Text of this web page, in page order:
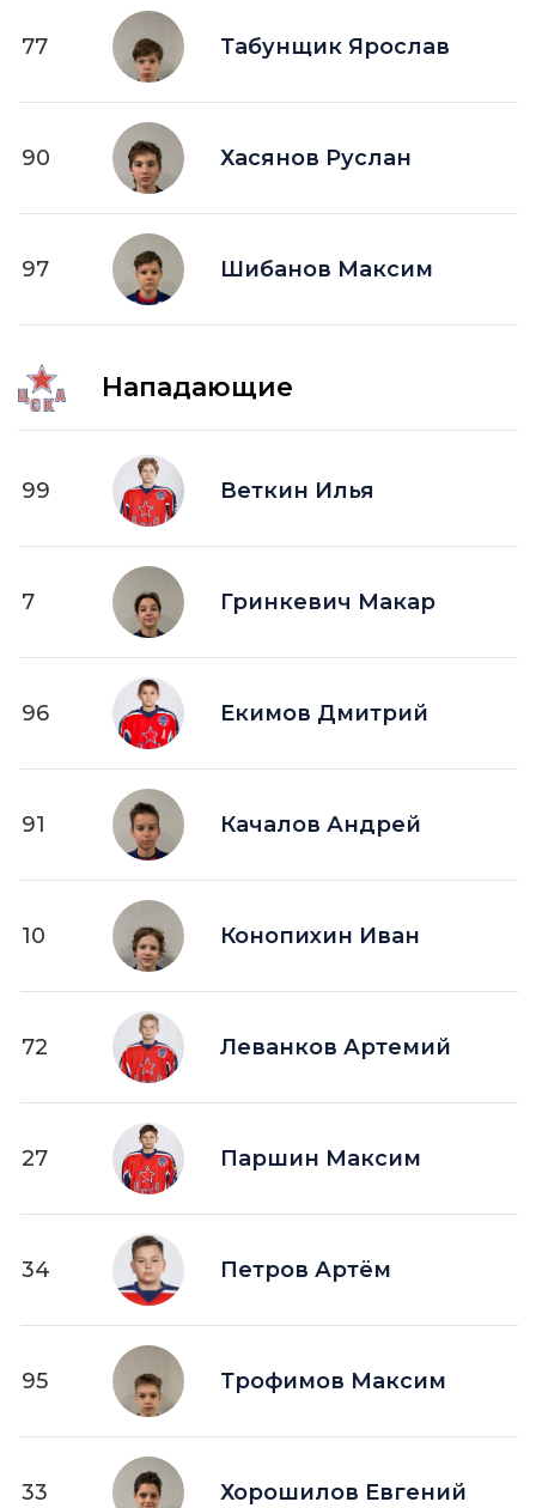
77 Табунщик Ярослав
90 Хасянов Руслан
97 Шибанов Максим
Нападающие
99 Веткин Илья
7 Гринкевич Макар
96 Екимов Дмитрий
91 Качалов Андрей
10 Конопихин Иван
72 Леванков Артемий
27 Паршин Максим
34 Петров Артём
95 Трофимов Максим
33 Хорошилов Евгений